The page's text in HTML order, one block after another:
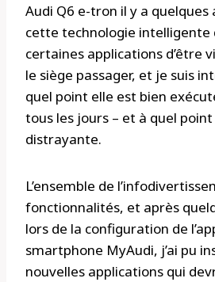
Audi Q6 e-tron il y a quelques
cette technologie intelligente
certaines applications d’être
le siège passager, et je suis
quel point elle est bien
tous les jours – et à quel
distrayante.
L’ensemble de
fonctionnalités, et après
lors de la configuration de
smartphone MyAudi, j’ai pu
nouvelles applications qui